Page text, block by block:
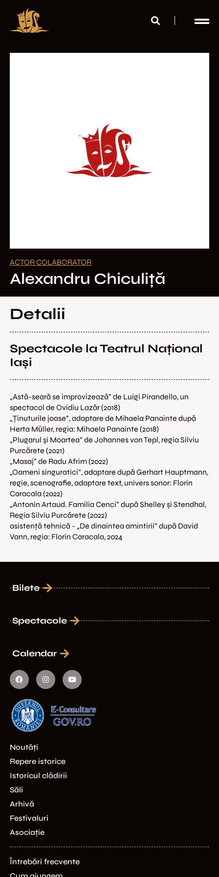
ACTOR COLABORATOR
Alexandru Chiculiță
Detalii
Spectacole la Teatrul Național
Iași
„Astă-seară se improvizează” de Luigi Pirandello, un
spectacol de Ovidiu Lazăr (2018)
„Ținuturile joase”, adaptare de Mihaela Panainte după
Herta Mȕller, regia: Mihaela Panainte (2018)
„Plugarul și Moartea” de Johannes von Tepl, regia Silviu
Purcărete (2021)
„Masaj” de Radu Afrim (2022)
„Oameni singuratici”, adaptare după Gerhart Hauptmann,
regie, scenografie, adaptare text, univers sonor: Florin
Caracala (2022)
„Antonin Artaud. Familia Cenci” după Shelley și Stendhal,
Regia Silviu Purcărete (2022)
asistență tehnică - „De dinaintea amintirii” după David
Vann, regia: Florin Caracala, 2024
Bilete
Spectacole
Calendar
Noutăți
Repere istorice
Istoricul clădirii
Săli
Arhivă
Festivaluri
Asociație
Întrebări frecvente